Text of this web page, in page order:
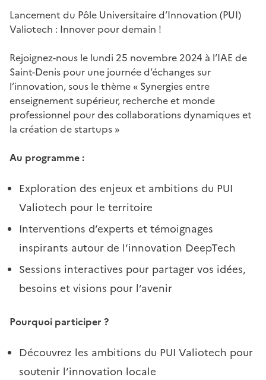
Lancement du Pôle Universitaire d’Innovation (PUI)
Valiotech : Innover pour demain !
Rejoignez-nous le lundi 25 novembre 2024 à l’IAE de
Saint-Denis pour une journée d’échanges sur
l’innovation, sous le thème « Synergies entre
enseignement supérieur, recherche et monde
professionnel pour des collaborations dynamiques et
la création de startups »
Au programme :
Exploration des enjeux et ambitions du PUI
Valiotech pour le territoire
Interventions d’experts et témoignages
inspirants autour de l’innovation DeepTech
Sessions interactives pour partager vos idées,
besoins et visions pour l’avenir
Pourquoi participer ?
Découvrez les ambitions du PUI Valiotech pour
soutenir l’innovation locale